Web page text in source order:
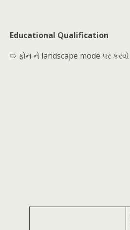
Educational Qualification
➯ ફોન ને landscape mode પર કરવો